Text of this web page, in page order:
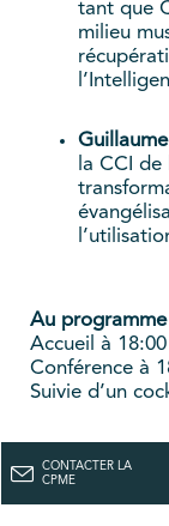
tant que
milieu
la CCI
Au programme
Accueil à 18:00
Conférence à
Suivie d’un
CONTACTER LA
CPME